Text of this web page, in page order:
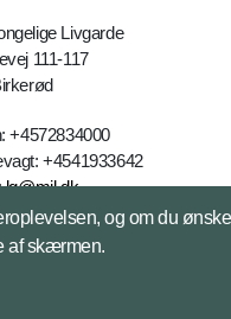
Livgarde
111-117
+4572834000
+4541933642
lg@mil.dk
og om du
af skærmen.